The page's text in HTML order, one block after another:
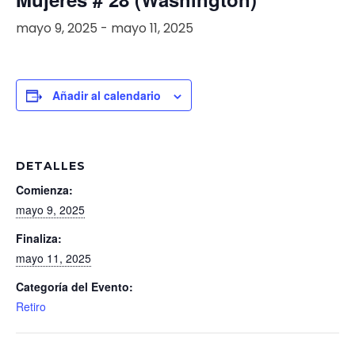
mayo 9, 2025 - mayo 11, 2025
Añadir al calendario
DETALLES
Comienza:
mayo 9, 2025
Finaliza:
mayo 11, 2025
Categoría del Evento:
Retiro